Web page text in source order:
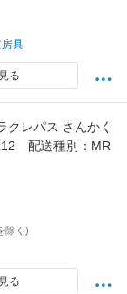
具
る
クレパス さんかく
配送種別：MR
除く)
る